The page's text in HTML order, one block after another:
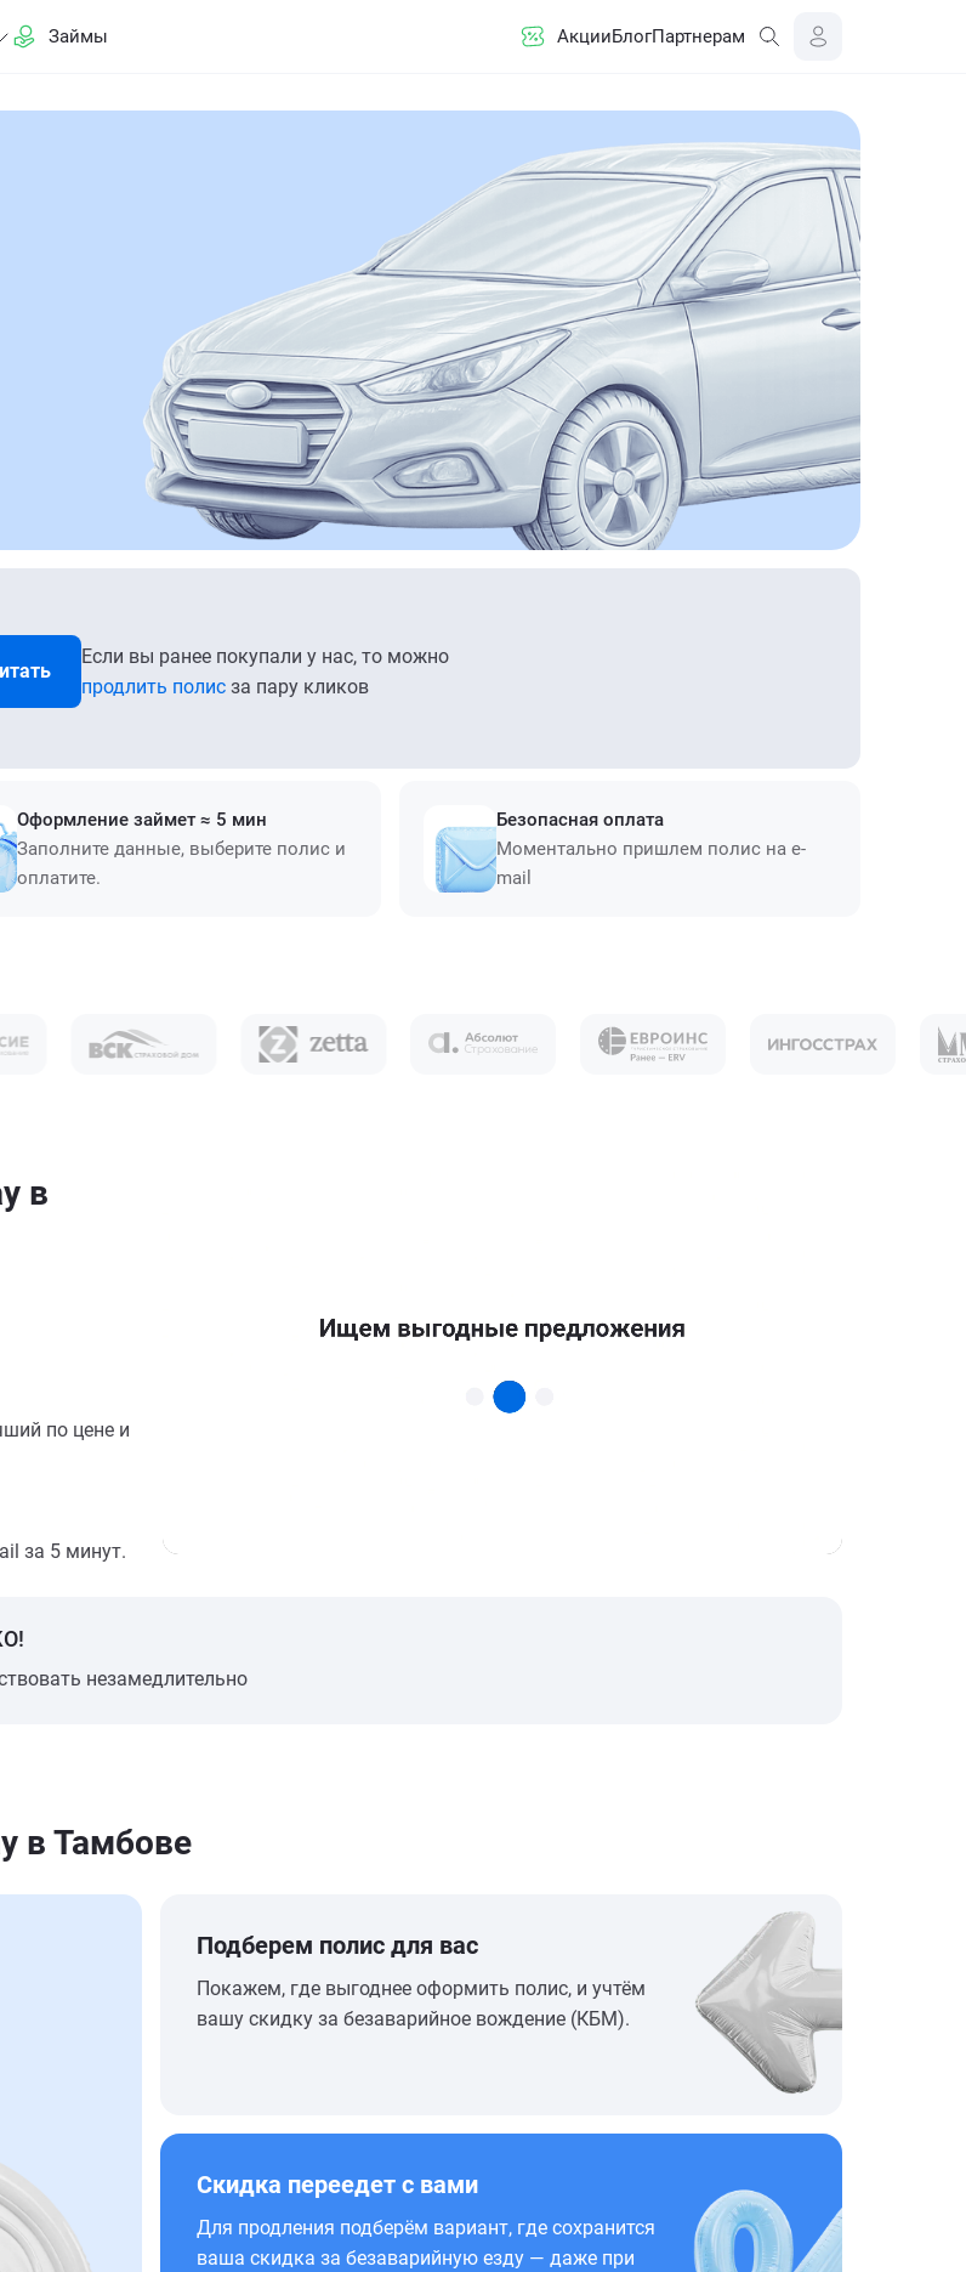
Займы АкцииБлогПартнерам
Если вы ранее покупали у нас, то можно
продлить полис за пару кликов
Оформление займет ≈ 5 мин
Заполните данные, выберите полис и
оплатите.
Безопасная оплата
Моментально пришлем полис на e-
mail
в
по цене и
за 5 минут.
незамедлительно
в Тамбове
Подберем полис для вас
Покажем, где выгоднее оформить полис, и учтём
вашу скидку за безаварийное вождение (КБМ).
Скидка переедет с вами
Для продления подберём вариант, где сохранится
ваша скидка за безаварийную езду — даже при